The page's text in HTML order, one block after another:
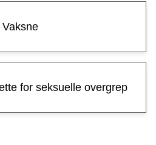
Vaksne
for seksuelle overgrep